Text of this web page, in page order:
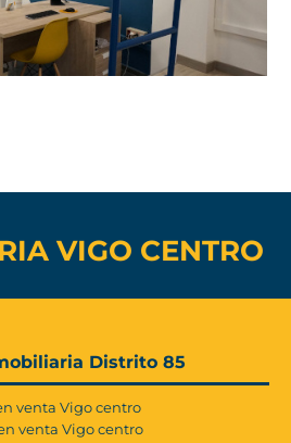
VIGO CENTRO
Distrito 85
venta Vigo centro
venta Vigo centro